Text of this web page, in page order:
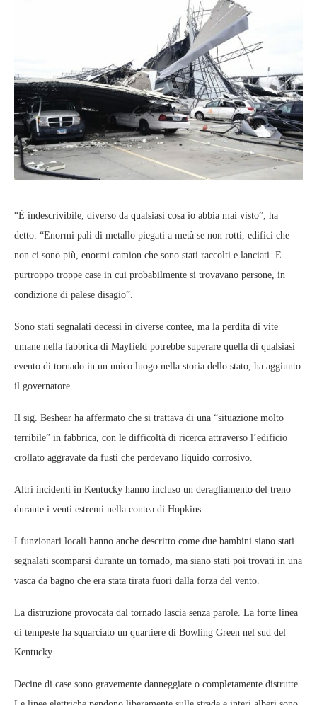
“È indescrivibile, diverso da qualsiasi cosa io abbia mai visto”, ha
detto. “Enormi pali di metallo piegati a metà se non rotti, edifici che
non ci sono più, enormi camion che sono stati raccolti e lanciati. E
purtroppo troppe case in cui probabilmente si trovavano persone, in
condizione di palese disagio”.
Sono stati segnalati decessi in diverse contee, ma la perdita di vite
umane nella fabbrica di Mayfield potrebbe superare quella di qualsiasi
evento di tornado in un unico luogo nella storia dello stato, ha aggiunto
il governatore.
Il sig. Beshear ha affermato che si trattava di una “situazione molto
terribile” in fabbrica, con le difficoltà di ricerca attraverso l’edificio
crollato aggravate da fusti che perdevano liquido corrosivo.
Altri incidenti in Kentucky hanno incluso un deragliamento del treno
durante i venti estremi nella contea di Hopkins.
I funzionari locali hanno anche descritto come due bambini siano stati
segnalati scomparsi durante un tornado, ma siano stati poi trovati in una
vasca da bagno che era stata tirata fuori dalla forza del vento.
La distruzione provocata dal tornado lascia senza parole. La forte linea
di tempeste ha squarciato un quartiere di Bowling Green nel sud del
Kentucky.
Decine di case sono gravemente danneggiate o completamente distrutte.